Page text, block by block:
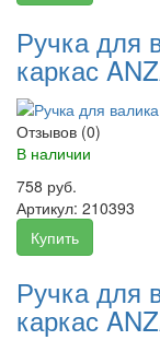
Ручка для
каркас
Отзывов (0)
В наличии
758 руб.
Артикул: 210393
Купить
Ручка для
каркас